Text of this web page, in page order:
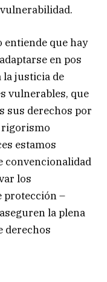
que hay
en pos
la justicia de
vulnerables, que
sus derechos por
rigorismo
estamos
convencionalidad
los
protección –
la plena
derechos